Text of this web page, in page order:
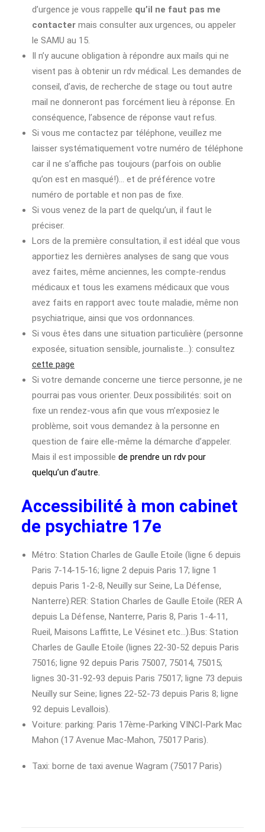
d’urgence je vous rappelle qu’il ne faut pas me
contacter mais consulter aux urgences, ou appeler
le SAMU au 15.
Il n’y aucune obligation à répondre aux mails qui ne
visent pas à obtenir un rdv médical. Les demandes de
conseil, d’avis, de recherche de stage ou tout autre
mail ne donneront pas forcément lieu à réponse. En
conséquence, l’absence de réponse vaut refus.
Si vous me contactez par téléphone, veuillez me
laisser systématiquement votre numéro de téléphone
car il ne s’affiche pas toujours (parfois on oublie
qu’on est en masqué!)… et de préférence votre
numéro de portable et non pas de fixe.
Si vous venez de la part de quelqu’un, il faut le
préciser.
Lors de la première consultation, il est idéal que vous
apportiez les dernières analyses de sang que vous
avez faites, même anciennes, les compte-rendus
médicaux et tous les examens médicaux que vous
avez faits en rapport avec toute maladie, même non
psychiatrique, ainsi que vos ordonnances.
Si vous êtes dans une situation particulière (personne
exposée, situation sensible, journaliste…): consultez
cette page
Si votre demande concerne une tierce personne, je ne
pourrai pas vous orienter. Deux possibilités: soit on
fixe un rendez-vous afin que vous m’exposiez le
problème, soit vous demandez à la personne en
question de faire elle-même la démarche d’appeler.
Mais il est impossible de prendre un rdv pour
quelqu’un d’autre.
Accessibilité à mon cabinet
de psychiatre 17e
Métro: Station Charles de Gaulle Etoile (ligne 6 depuis
Paris 7-14-15-16; ligne 2 depuis Paris 17; ligne 1
depuis Paris 1-2-8, Neuilly sur Seine, La Défense,
Nanterre).RER: Station Charles de Gaulle Etoile (RER A
depuis La Défense, Nanterre, Paris 8, Paris 1-4-11,
Rueil, Maisons Laffitte, Le Vésinet etc…).Bus: Station
Charles de Gaulle Etoile (lignes 22-30-52 depuis Paris
75016; ligne 92 depuis Paris 75007, 75014, 75015;
lignes 30-31-92-93 depuis Paris 75017; ligne 73 depuis
Neuilly sur Seine; lignes 22-52-73 depuis Paris 8; ligne
92 depuis Levallois).
Voiture: parking: Paris 17ème-Parking VINCI-Park Mac
Mahon (17 Avenue Mac-Mahon, 75017 Paris).
Taxi: borne de taxi avenue Wagram (75017 Paris)